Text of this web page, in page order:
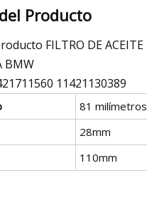
Producto
FILTRO DE ACEITE
BMW
11421130389
81 milímetros
28mm
110mm